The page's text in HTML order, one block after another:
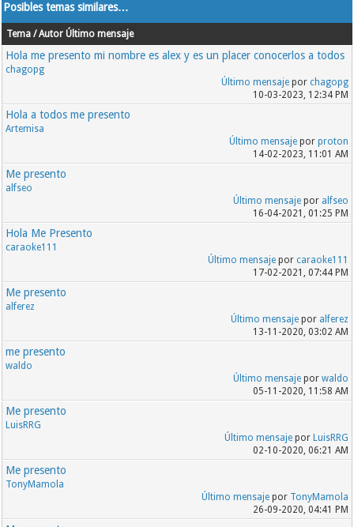
Posibles temas similares…
Tema / Autor Último mensaje
Hola me presento mi nombre es alex y es un placer conocerlos a todos
chagopg
Último mensajepor chagopg
10-03-2023, 12:34 PM
Hola a todos me presento
Artemisa
Último mensajepor proton
14-02-2023, 11:01 AM
Me presento
alfseo
Último mensajepor alfseo
16-04-2021, 01:25 PM
Hola Me Presento
caraoke111
Último mensajepor caraoke111
17-02-2021, 07:44 PM
Me presento
alferez
Último mensajepor alferez
13-11-2020, 03:02 AM
me presento
waldo
Último mensajepor waldo
05-11-2020, 11:58 AM
Me presento
LuisRRG
Último mensajepor LuisRRG
02-10-2020, 06:21 AM
Me presento
TonyMamola
Último mensajepor TonyMamola
26-09-2020, 04:41 PM